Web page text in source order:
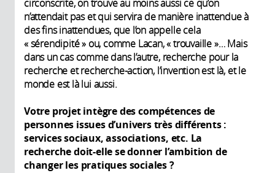
circonscrite, on trouve au moins aussi ce qu’on
n’attendait pas et qui servira de manière inattendue à
des fins inattendues, que l’on appelle cela
« sérendipité » ou, comme Lacan, « trouvaille »… Mais
dans un cas comme dans l’autre, recherche pour la
recherche et recherche-action, l’invention est là, et le
monde est là lui aussi.
Votre projet intègre des compétences de
personnes issues d’univers très différents :
services sociaux, associations, etc. La
recherche doit-elle se donner l’ambition de
changer les pratiques sociales ?